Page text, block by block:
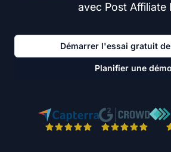
avec Post Affiliate
Démarrer l'essai gratuit
Planifier une démo